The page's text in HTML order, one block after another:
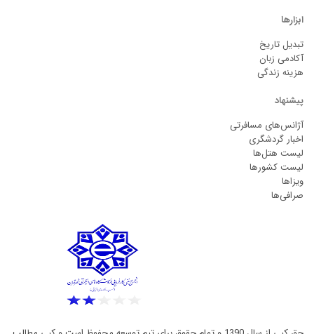
ابزارها
تبدیل تاریخ
آکادمی زبان
هزینه زندگی
پیشنهاد
آژانس‌های مسافرتی
اخبار گردشگری
لیست هتل‌ها
لیست کشورها
ویزاها
صرافی‌ها